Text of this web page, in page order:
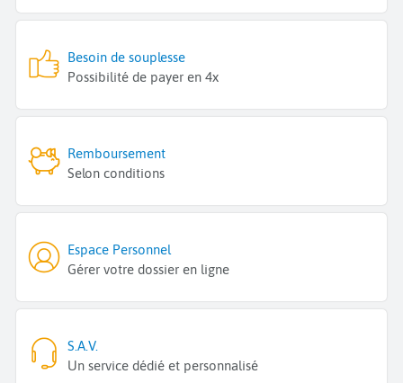
Besoin de souplesse
Possibilité de payer en 4x
Remboursement
Selon conditions
Espace Personnel
Gérer votre dossier en ligne
S.A.V.
Un service dédié et personnalisé